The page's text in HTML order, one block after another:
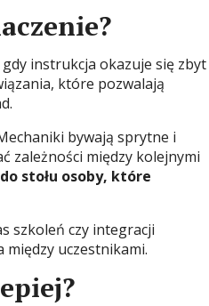
instrukcja okazuje się zbyt
które pozwalają
bywają sprytne i
zależności między kolejnymi
stołu osoby, które
szkoleń czy integracji
między uczestnikami.